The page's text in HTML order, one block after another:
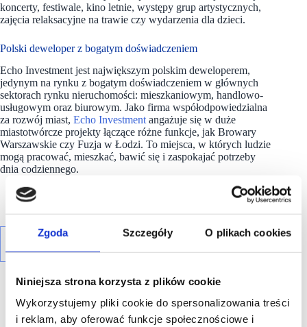
Zgoda Szczegóły O plikach cookies
Niniejsza strona korzysta z plików cookie
Wykorzystujemy pliki cookie do spersonalizowania treści
i reklam, aby oferować funkcje społecznościowe i
koncerty, festiwale, kino letnie, występy grup artystycznych,
zajęcia relaksacyjne na trawie czy wydarzenia dla dzieci.
Polski deweloper z bogatym doświadczeniem
Echo Investment jest największym polskim deweloperem,
jedynym na rynku z bogatym doświadczeniem w głównych
sektorach rynku nieruchomości: mieszkaniowym, handlowo-
usługowym oraz biurowym. Jako firma współodpowiedzialna
za rozwój miast, Echo Investment angażuje się w duże
miastotwórcze projekty łączące różne funkcje, jak Browary
Warszawskie czy Fuzja w Łodzi. To miejsca, w których ludzie
mogą pracować, mieszkać, bawić się i zaspokajać potrzeby
dnia codziennego.